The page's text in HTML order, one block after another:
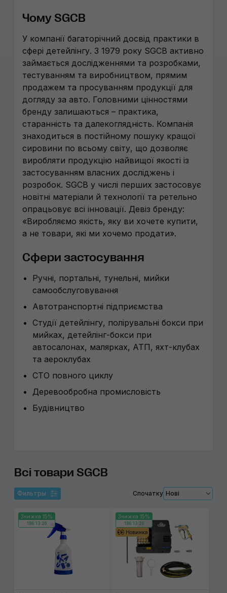
Чому SGCB
У компанії багаторічний досвід практики в
сфері детейлінгу. З 1979 року SGCB активно
займається дослідженнями та розробками,
тестуванням та виробництвом, прямим
продажем та просуванням продукції для
догляду за авто. Головними цінностями
бренду залишаються – практика,
старанність та далекоглядність. Компанія
знаходиться в постійному пошуку кращої
сировини по всьому світу, що дозволяє
виробляти продукцію найвищої якості із
застосуванням власних досліджень і
розробок. SGCB у числі перших застосовує
новітні матеріали й технології та ретельно
опрацьовує всі інновації. Девіз бренду:
«Виробляємо якість, яку ви хочете купити,
а не товари, які ми хочемо продати».
Сфери застосування
Ручні, портальні, тунельні, мийки
самообслуговування
Автотранспортні підприємства
Студії детейлінгу, полірувальні бокси при
мийках, детейлінг-бокси при
автосалонах, малярках, АТП, яхт-клубах
та аероклубах
СТО повного циклу
Деревообробна промисловість
Будівництво
Всі товари SGCB
Фильтры Спочатку Нові
Знижка 15%
186:13:19
Знижка 15%
186:13:19
Новинка